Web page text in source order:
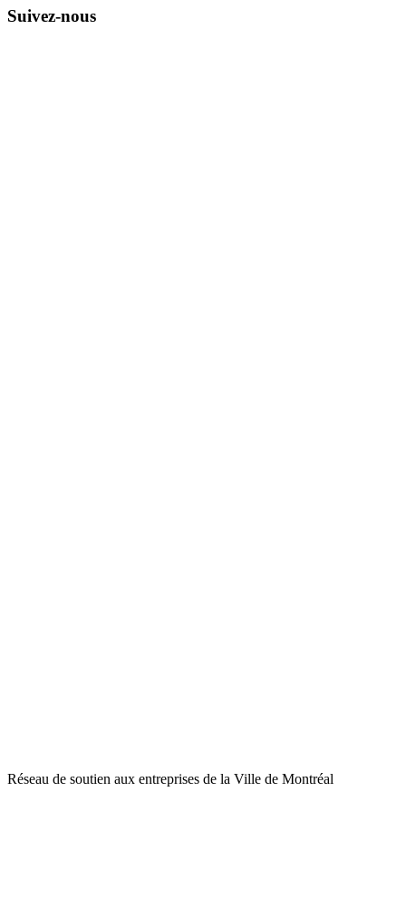
Suivez-nous
Réseau de soutien aux entreprises de la Ville de Montréal